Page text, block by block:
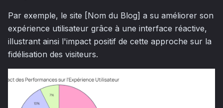
Par exemple, le site [Nom du Blog] a su améliorer son
expérience utilisateur grâce à une interface réactive,
illustrant ainsi l'impact positif de cette approche sur la
fidélisation des visiteurs.